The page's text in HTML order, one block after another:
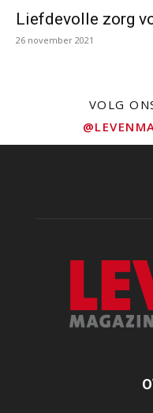
Liefdevolle zorg
26 november 2021
VOLG